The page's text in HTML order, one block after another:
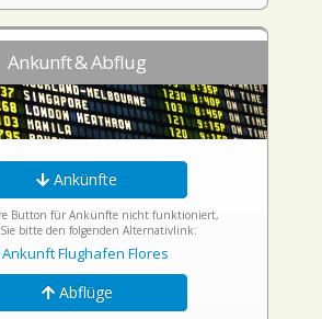
Ankunft & Abflug
Ankünfte
Button für Ankünfte nicht funktioniert,
bitte den folgenden Alternativlink:
Ankunft Flughafen Flores
Abflüge